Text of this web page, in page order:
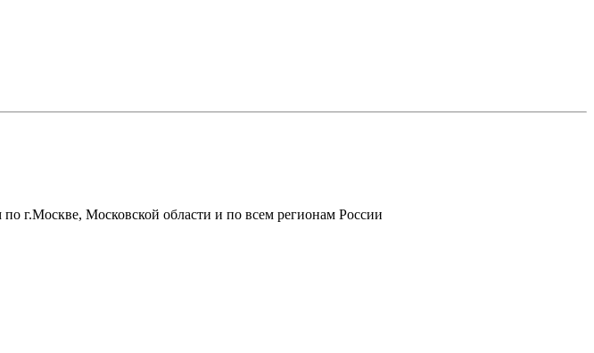
г.Москве, Московской области и по всем регионам России